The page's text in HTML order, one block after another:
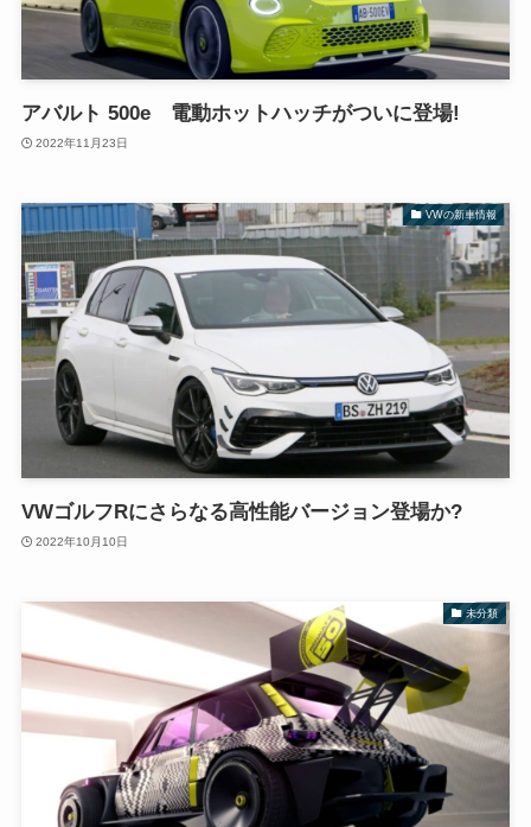
アバルト 500e 電動ホットハッチがついに登場!
2022年11月23日
VWの新車情報
VWゴルフRにさらなる高性能バージョン登場か?
2022年10月10日
未分類